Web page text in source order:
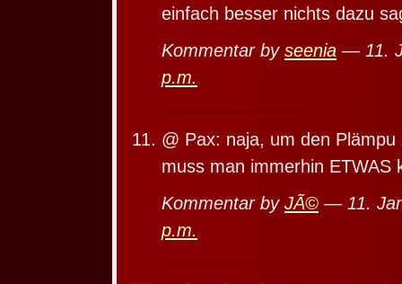
einfach besser nichts dazu
Kommentar by seenia — 11.
p.m.
@ Pax: naja, um den Plämpu
muss man immerhin
Kommentar by JÃ© — 11.
p.m.